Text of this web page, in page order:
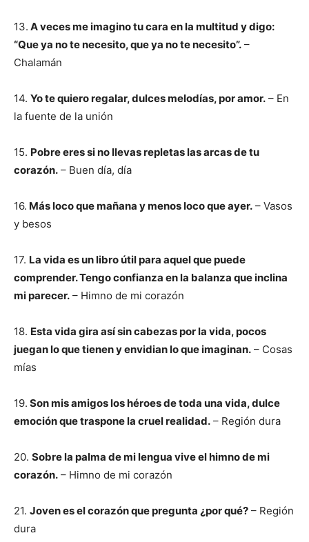
13. A veces me imagino tu cara en la multitud y digo:
“Que ya no te necesito, que ya no te necesito”. –
Chalamán
14. Yo te quiero regalar, dulces melodías, por amor. – En
la fuente de la unión
15. Pobre eres si no llevas repletas las arcas de tu
corazón. – Buen día, día
16. Más loco que mañana y menos loco que ayer. – Vasos
y besos
17. La vida es un libro útil para aquel que puede
comprender. Tengo confianza en la balanza que inclina
mi parecer. – Himno de mi corazón
18. Esta vida gira así sin cabezas por la vida, pocos
juegan lo que tienen y envidian lo que imaginan. – Cosas
mías
19. Son mis amigos los héroes de toda una vida, dulce
emoción que traspone la cruel realidad. – Región dura
20. Sobre la palma de mi lengua vive el himno de mi
corazón. – Himno de mi corazón
21. Joven es el corazón que pregunta ¿por qué? – Región
dura